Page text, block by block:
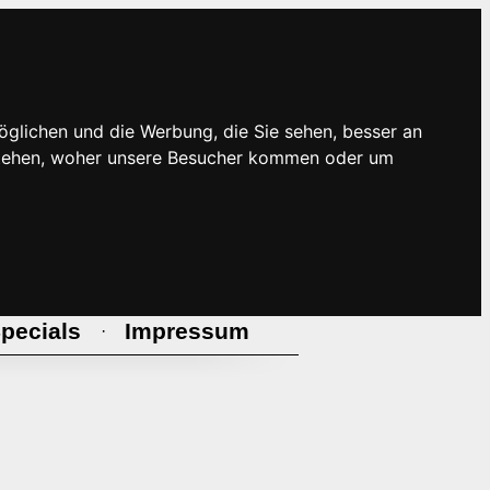
und die Werbung, die Sie sehen, besser an
woher unsere Besucher kommen oder um
· Impressum